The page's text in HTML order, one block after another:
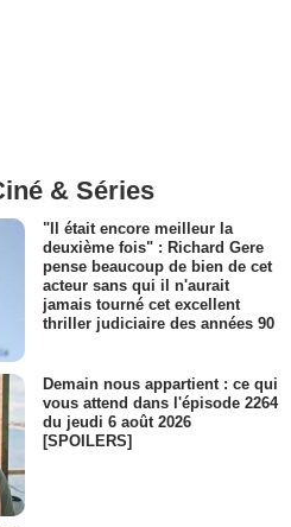
& Séries
"Il était encore meilleur la
deuxième fois" : Richard Gere
pense beaucoup de bien de cet
acteur sans qui il n'aurait
jamais tourné cet excellent
thriller judiciaire des années 90
Demain nous appartient : ce qui
vous attend dans l'épisode 2264
du jeudi 6 août 2026
[SPOILERS]